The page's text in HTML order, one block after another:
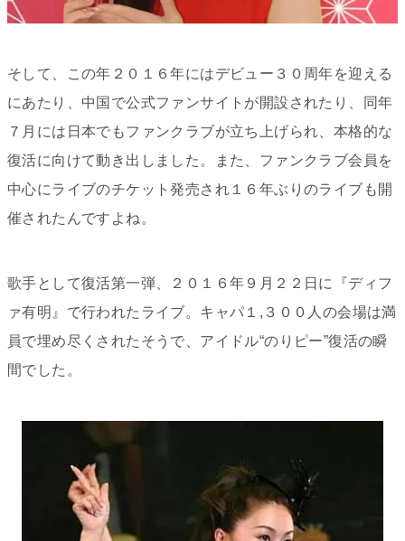
そして、この年２０１６年にはデビュー３０周年を迎える
にあたり、中国で公式ファンサイトが開設されたり、同年
７月には日本でもファンクラブが立ち上げられ、本格的な
復活に向けて動き出しました。また、ファンクラブ会員を
中心にライブのチケット発売され１６年ぶりのライブも開
催されたんですよね。
歌手として復活第一弾、２０１６年９月２２日に『ディフ
ァ有明 』で行われたライブ。キャパ１,３００人の会場は満
員で埋め尽くされたそうで、アイドル“のりピー”復活の瞬
間でした。